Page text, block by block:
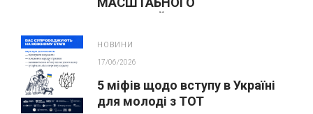
НОВИНИ
17/06/2026
5 міфів щодо вступу в Україні
для молоді з ТОТ